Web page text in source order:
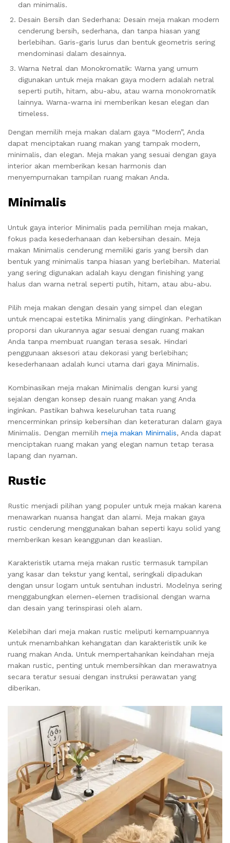
dan minimalis.
Desain Bersih dan Sederhana: Desain meja makan modern
cenderung bersih, sederhana, dan tanpa hiasan yang
berlebihan. Garis-garis lurus dan bentuk geometris sering
mendominasi dalam desainnya.
Warna Netral dan Monokromatik: Warna yang umum
digunakan untuk meja makan gaya modern adalah netral
seperti putih, hitam, abu-abu, atau warna monokromatik
lainnya. Warna-warna ini memberikan kesan elegan dan
timeless.
Dengan memilih meja makan dalam gaya “Modern”, Anda
dapat menciptakan ruang makan yang tampak modern,
minimalis, dan elegan. Meja makan yang sesuai dengan gaya
interior akan memberikan kesan harmonis dan
menyempurnakan tampilan ruang makan Anda.
Minimalis
Untuk gaya interior Minimalis pada pemilihan meja makan,
fokus pada kesederhanaan dan kebersihan desain. Meja
makan Minimalis cenderung memiliki garis yang bersih dan
bentuk yang minimalis tanpa hiasan yang berlebihan. Material
yang sering digunakan adalah kayu dengan finishing yang
halus dan warna netral seperti putih, hitam, atau abu-abu.
Pilih meja makan dengan desain yang simpel dan elegan
untuk mencapai estetika Minimalis yang diinginkan. Perhatikan
proporsi dan ukurannya agar sesuai dengan ruang makan
Anda tanpa membuat ruangan terasa sesak. Hindari
penggunaan aksesori atau dekorasi yang berlebihan;
kesederhanaan adalah kunci utama dari gaya Minimalis.
Kombinasikan meja makan Minimalis dengan kursi yang
sejalan dengan konsep desain ruang makan yang Anda
inginkan. Pastikan bahwa keseluruhan tata ruang
mencerminkan prinsip kebersihan dan keteraturan dalam gaya
Minimalis. Dengan memilih meja makan Minimalis, Anda dapat
menciptakan ruang makan yang elegan namun tetap terasa
lapang dan nyaman.
Rustic
Rustic menjadi pilihan yang populer untuk meja makan karena
menawarkan nuansa hangat dan alami. Meja makan gaya
rustic cenderung menggunakan bahan seperti kayu solid yang
memberikan kesan keanggunan dan keaslian.
Karakteristik utama meja makan rustic termasuk tampilan
yang kasar dan tekstur yang kental, seringkali dipadukan
dengan unsur logam untuk sentuhan industri. Modelnya sering
menggabungkan elemen-elemen tradisional dengan warna
dan desain yang terinspirasi oleh alam.
Kelebihan dari meja makan rustic meliputi kemampuannya
untuk menambahkan kehangatan dan karakteristik unik ke
ruang makan Anda. Untuk mempertahankan keindahan meja
makan rustic, penting untuk membersihkan dan merawatnya
secara teratur sesuai dengan instruksi perawatan yang
diberikan.